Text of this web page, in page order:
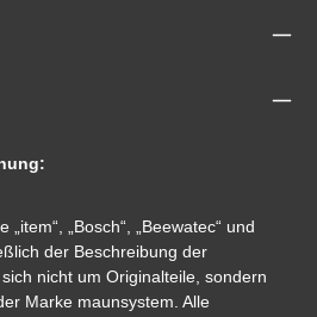
„Bosch“, „Beewatec“ und
der Beschreibung der
nicht um Originalteile, sondern
Marke maunsystem. Alle